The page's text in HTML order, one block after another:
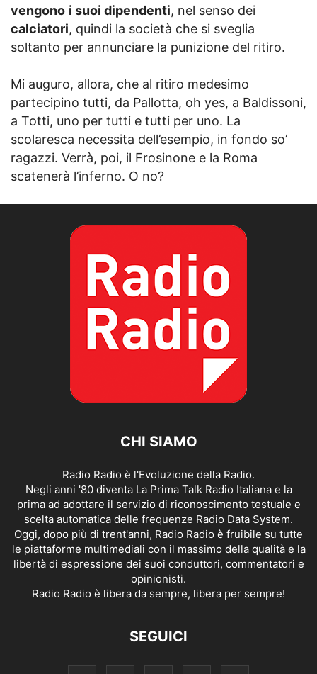
vengono i suoi dipendenti, nel senso dei
calciatori, quindi la società che si sveglia
soltanto per annunciare la punizione del ritiro.
Mi auguro, allora, che al ritiro medesimo
partecipino tutti, da Pallotta, oh yes, a Baldissoni,
a Totti, uno per tutti e tutti per uno. La
scolaresca necessita dell’esempio, in fondo so’
ragazzi. Verrà, poi, il Frosinone e la Roma
scatenerà l’inferno. O no?
CHI SIAMO
Radio Radio è l'Evoluzione della Radio.
Negli anni '80 diventa La Prima Talk Radio Italiana e la
prima ad adottare il servizio di riconoscimento testuale e
scelta automatica delle frequenze Radio Data System.
Oggi, dopo più di trent'anni, Radio Radio è fruibile su tutte
le piattaforme multimediali con il massimo della qualità e la
libertà di espressione dei suoi conduttori, commentatori e
opinionisti.
Radio Radio è libera da sempre, libera per sempre!
SEGUICI